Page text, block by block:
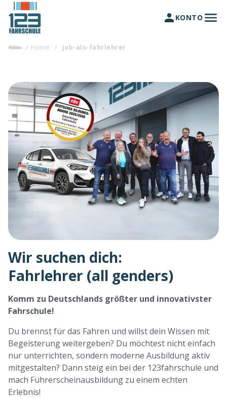
KONTO
/ Home / job-als-fahrlehrer
Wir suchen dich:
Fahrlehrer (all genders)
Komm zu Deutschlands größter und innovativster
Fahrschule!
Du brennst für das Fahren und willst dein Wissen mit
Begeisterung weitergeben? Du möchtest nicht einfach
nur unterrichten, sondern moderne Ausbildung aktiv
mitgestalten? Dann steig ein bei der 123fahrschule und
mach Führerscheinausbildung zu einem echten
Erlebnis!